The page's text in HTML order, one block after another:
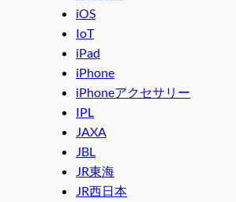
iOS
IoT
iPad
iPhone
iPhoneアクセサリー
IPL
JAXA
JBL
JR東海
JR西日本